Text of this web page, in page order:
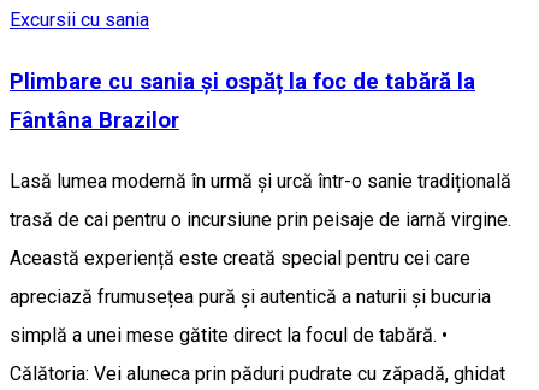
Excursii cu sania
Plimbare cu sania și ospăț la foc de tabără la
Fântâna Brazilor
Lasă lumea modernă în urmă și urcă într-o sanie tradițională
trasă de cai pentru o incursiune prin peisaje de iarnă virgine.
Această experiență este creată special pentru cei care
apreciază frumusețea pură și autentică a naturii și bucuria
simplă a unei mese gătite direct la focul de tabără. •
Călătoria: Vei aluneca prin păduri pudrate cu zăpadă, ghidat